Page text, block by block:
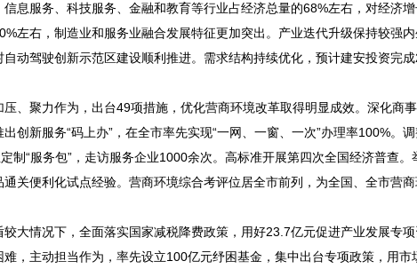
服务、科技服务、金融和教育等行业占经济总量的68%左右，对经济增
左右，制造业和服务业融合发展特征更加突出。产业迭代升级保持较强内
动驾驶创新示范区建设顺利推进。需求结构持续优化，预计建安投资完
聚力作为，出台49项措施，优化营商环境改革取得明显成效。深化商
创新服务“码上办”，在全市率先实现“一网、一窗、一次”办理率100%。
制“服务包”，走访服务企业1000余次。高标准开展第四次全国经济普查
关便利化试点经验。营商环境综合考评位居全市前列，为全国、全市营
情况下，全面落实国家减税降费政策，用好23.7亿元促进产业发展专项
，主动担当作为，率先设立100亿元纾困基金，集中出台专项政策，用市